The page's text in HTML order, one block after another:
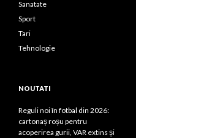
Sanatate
Sport
Tari
Tehnologie
NOUTATI
Reguli noi în fotbal din 2026:
cartonaș roșu pentru
acoperirea gurii, VAR extins și